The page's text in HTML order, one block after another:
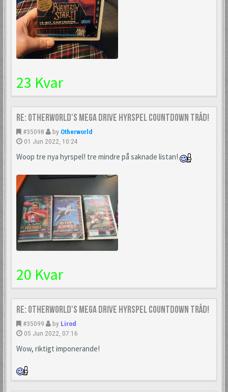
23 Kvar
Re: Otherworld's Mega Drive Hyrspel Countdown Tråd!
#35098 by Otherworld
01 Jun 2022, 10:24
Woop tre nya hyrspel! tre mindre på saknade listan!
20 Kvar
Re: Otherworld's Mega Drive Hyrspel Countdown Tråd!
#35099 by Lirod
05 Jun 2022, 07:16
Wow, riktigt imponerande!